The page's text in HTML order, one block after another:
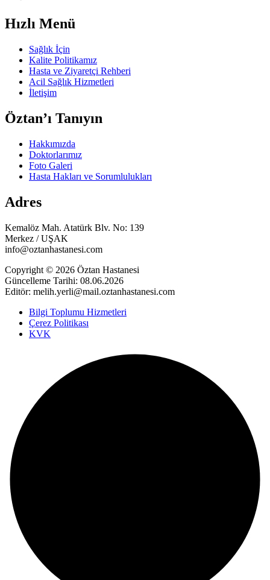
Hızlı Menü
Sağlık İçin
Kalite Politikamız
Hasta ve Ziyaretçi Rehberi
Acil Sağlık Hizmetleri
İletişim
Öztan’ı Tanıyın
Hakkımızda
Doktorlarımız
Foto Galeri
Hasta Hakları ve Sorumlulukları
Adres
Kemalöz Mah. Atatürk Blv. No: 139
Merkez / UŞAK
info@oztanhastanesi.com
Copyright © 2026 Öztan Hastanesi
Güncelleme Tarihi: 08.06.2026
Editör: melih.yerli@mail.oztanhastanesi.com
Bilgi Toplumu Hizmetleri
Çerez Politikası
KVK